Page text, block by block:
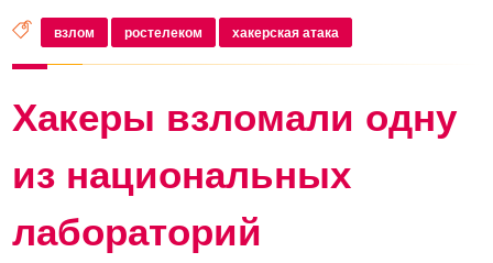
адресам, номерам телефонов и расшифровкам
обращений пользователей, что вызывает...
взлом ростелеком хакерская атака
Хакеры взломали одну
из национальных
лабораторий